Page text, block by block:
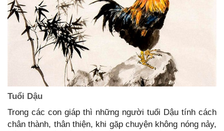
Tuổi Dậu
Trong các con giáp thì những người tuổi Dậu tính cách
chân thành, thân thiện, khi gặp chuyện không nóng nảy,